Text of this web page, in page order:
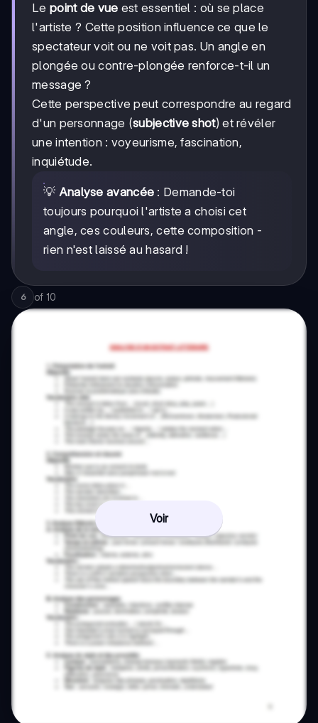
Le point de vue est essentiel : où se place
l'artiste ? Cette position influence ce que le
spectateur voit ou ne voit pas. Un angle en
plongée ou contre-plongée renforce-t-il un
message ?
Cette perspective peut correspondre au regard
d'un personnage (subjective shot) et révéler
une intention : voyeurisme, fascination,
inquiétude.
💡 Analyse avancée : Demande-toi
toujours pourquoi l'artiste a choisi cet
angle, ces couleurs, cette composition -
rien n'est laissé au hasard !
6 of 10
Voir